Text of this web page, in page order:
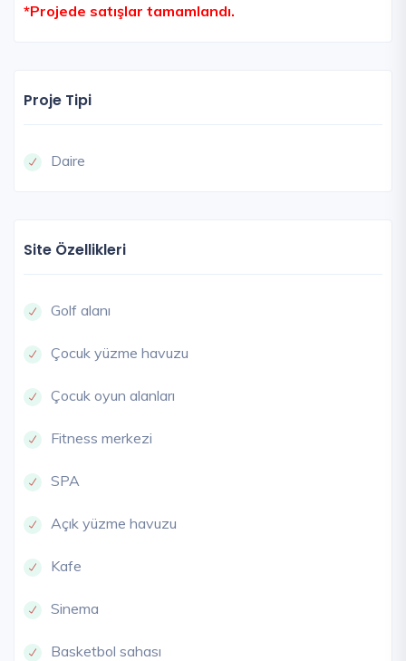
*Projede satışlar tamamlandı.
Proje Tipi
Daire
Site Özellikleri
Golf alanı
Çocuk yüzme havuzu
Çocuk oyun alanları
Fitness merkezi
SPA
Açık yüzme havuzu
Kafe
Sinema
Basketbol sahası